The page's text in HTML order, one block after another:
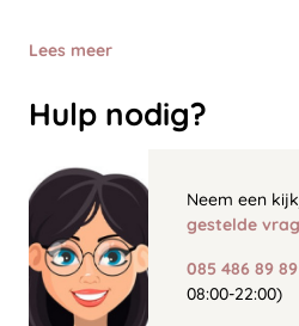
Lees meer
Hulp nodig?
Neem een
gestelde
085 486 89 89
08:00-22:00)